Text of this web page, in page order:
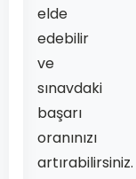
elde
edebilir
ve
sınavdaki
başarı
oranınızı
artırabilirsiniz.